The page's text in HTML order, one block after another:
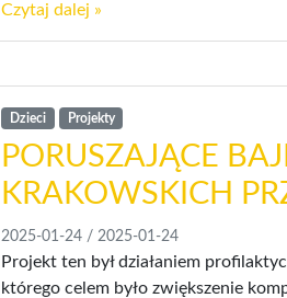
Czytaj dalej »
Dzieci Projekty
PORUSZAJĄCE
KRAKOWSKICH
2025-01-24 / 2025-01-24
Projekt ten był działaniem
którego celem było zwiększenie